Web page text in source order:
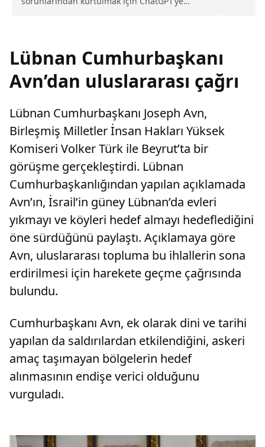
Lübnan Cumhurbaşkanı
Avn’dan uluslararası çağrı
Lübnan Cumhurbaşkanı Joseph Avn,
Birleşmiş Milletler İnsan Hakları Yüksek
Komiseri Volker Türk ile Beyrut’ta bir
görüşme gerçekleştirdi. Lübnan
Cumhurbaşkanlığından yapılan açıklamada
Avn’ın, İsrail’in güney Lübnan’da evleri
yıkmayı ve köyleri hedef almayı hedeflediğini
öne sürdüğünü paylaştı. Açıklamaya göre
Avn, uluslararası topluma bu ihlallerin sona
erdirilmesi için harekete geçme çağrısında
bulundu.
Cumhurbaşkanı Avn, ek olarak dini ve tarihi
yapılan da saldırılardan etkilendiğini, askeri
amaç taşımayan bölgelerin hedef
alınmasının endişe verici olduğunu
vurguladı.